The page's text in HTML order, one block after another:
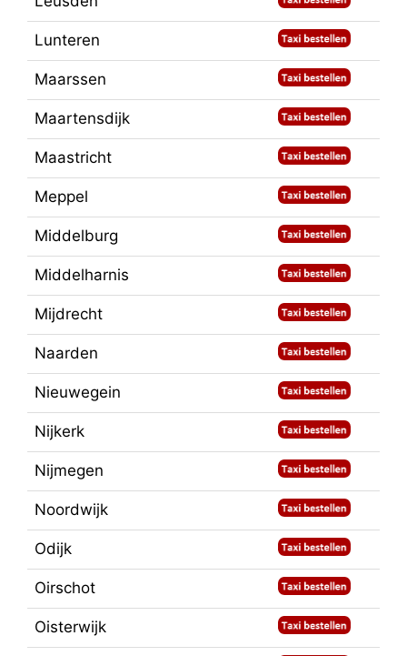
Lunteren
Maarssen
Maartensdijk
Maastricht
Meppel
Middelburg
Middelharnis
Mijdrecht
Naarden
Nieuwegein
Nijkerk
Nijmegen
Noordwijk
Odijk
Oirschot
Oisterwijk